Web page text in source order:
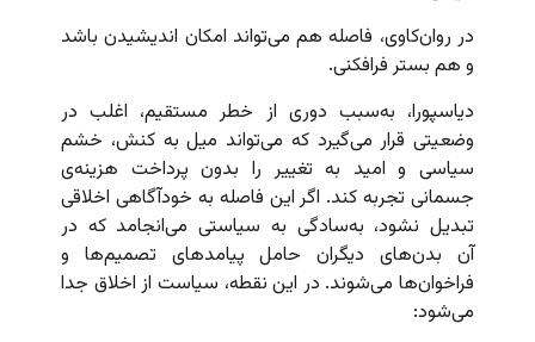
در روان‌کاوی، فاصله هم می‌تواند امکان اندیشیدن باشد
و هم بستر فرافکنی.
دیاسپورا، به‌سبب دوری از خطر مستقیم، اغلب در
وضعیتی قرار می‌گیرد که می‌تواند میل به کنش، خشم
سیاسی و امید به تغییر را بدون پرداخت هزینه‌ی
جسمانی تجربه کند. اگر این فاصله به خودآگاهی اخلاقی
تبدیل نشود، به‌سادگی به سیاستی می‌انجامد که در
آن بدن‌های دیگران حامل پیامدهای تصمیم‌ها و
فراخوان‌ها می‌شوند. در این نقطه، سیاست از اخلاق جدا
می‌شود: